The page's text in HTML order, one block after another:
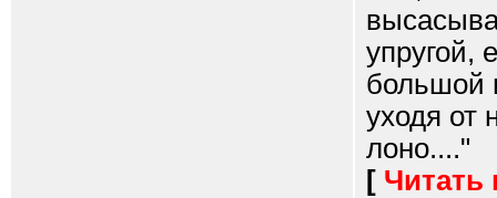
упругой,
большой
уходя от
лоно...."
[ Читать